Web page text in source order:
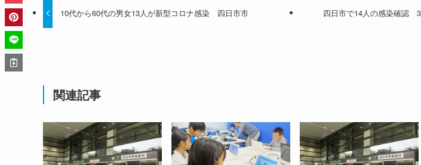
10代から60代の男女13人が新型コロナ感染 四日市市 四日市で14人の感染確認
関連記事